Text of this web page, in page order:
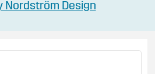
Nordström Design